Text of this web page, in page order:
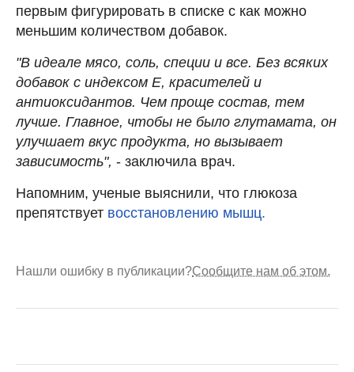
первым фигурировать в списке с как можно
меньшим количеством добавок.
"В идеале мясо, соль, специи и все. Без всяких
добавок с индексом E, красителей и
антиоксидантов. Чем проще состав, тем
лучше. Главное, чтобы не было глутамата, он
улучшает вкус продукта, но вызывает
зависимость", - заключила врач.
Напомним, ученые выяснили, что глюкоза
препятствует восстановлению мышц.
Нашли ошибку в публикации?Сообщите нам об этом.